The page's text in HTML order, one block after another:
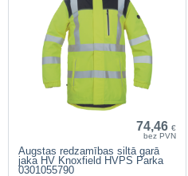
74,46 €
bez PVN
Augstas redzamības siltā garā
jaka HV Knoxfield HVPS Parka
0301055790